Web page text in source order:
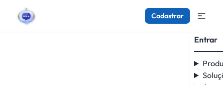
Cadastrar
Entrar